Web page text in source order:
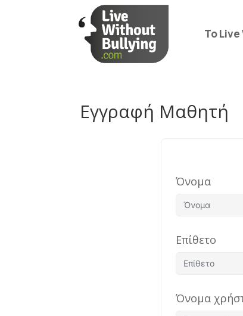
Το
Εγγραφή Μαθητή
Όνομα
Επίθετο
Όνομα